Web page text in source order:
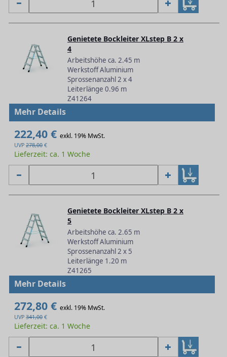
Genietete Bockleiter XLstep B 2 x
4
Arbeitshöhe ca. 2.45 m
Werkstoff Aluminium
Sprossenanzahl 2 x 4
Leiterlänge 0.96 m
Z41264
Mehr Details
222,40 € exkl. 19% MwSt.
UVP 278,00 €
Lieferzeit: ca. 1 Woche
Genietete Bockleiter XLstep B 2 x
5
Arbeitshöhe ca. 2.65 m
Werkstoff Aluminium
Sprossenanzahl 2 x 5
Leiterlänge 1.20 m
Z41265
Mehr Details
272,80 € exkl. 19% MwSt.
UVP 341,00 €
Lieferzeit: ca. 1 Woche